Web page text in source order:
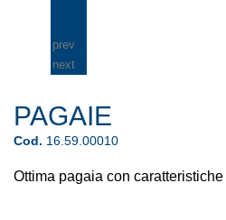
prev
next
PAGAIE
Cod. 16.59.00010
Ottima pagaia con